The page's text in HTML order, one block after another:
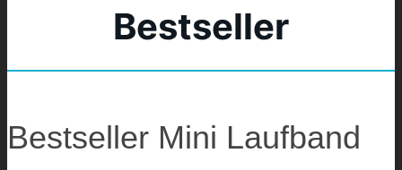
Bestseller
Bestseller Mini Laufband